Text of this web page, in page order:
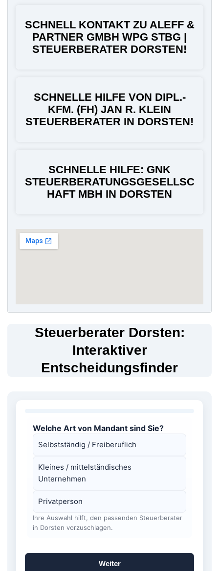
SCHNELL KONTAKT ZU ALEFF &
PARTNER GMBH WPG STBG |
STEUERBERATER DORSTEN!
SCHNELLE HILFE VON DIPL.-
KFM. (FH) JAN R. KLEIN
STEUERBERATER IN DORSTEN!
SCHNELLE HILFE: GNK
STEUERBERATUNGSGESELLSC
HAFT MBH IN DORSTEN
Steuerberater Dorsten:
Interaktiver
Entscheidungsfinder
Welche Art von Mandant sind Sie?
Selbstständig / Freiberuflich
Kleines / mittelständisches
Unternehmen
Privatperson
Ihre Auswahl hilft, den passenden Steuerberater
in Dorsten vorzuschlagen.
Weiter